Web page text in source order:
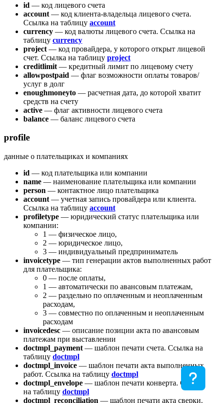
id — код лицевого счета
account — код клиента-владельца лицевого счета.
Ссылка на таблицу account
currency — код валюты лицевого счета. Ссылка на
таблицу currency
project — код провайдера, у которого открыт лицевой
счет. Ссылка на таблицу project
creditlimit — кредитный лимит по лицевому счету
allowpostpaid — флаг возможности оплаты товаров/
услуг в долг
enoughmoneyto — расчетная дата, до которой хватит
средств на счету
active — флаг активности лицевого счета
balance — баланс лицевого счета
profile
данные о плательщиках и компаниях
id — код плательщика или компании
name — наименование плательщика или компании
person — контактное лицо плательщика
account — учетная запись провайдера или клиента.
Ссылка на таблицу account
profiletype — юридический статус плательщика или
компании:
1 — физическое лицо,
2 — юридическое лицо,
3 — индивидуальный предприниматель
invoicetype — тип генерации актов выполненных работ
для плательщика:
0 — после оплаты,
1 — автоматически по авансовым платежам,
2 — раздельно по оплаченным и неоплаченным
расходам,
3 — совместно по оплаченным и неоплаченным
расходам
invoicedesc — описание позиции акта по авансовым
платежам при выставлении
doctmpl_payment — шаблон печати счета. Ссылка на
таблицу doctmpl
doctmpl_invoice — шаблон печати акта выполненных
работ. Ссылка на таблицу doctmpl
doctmpl_envelope — шаблон печати конверта. Ссылка
на таблицу doctmpl
doctmpl_reconciliation — шаблон печати акта сверки.